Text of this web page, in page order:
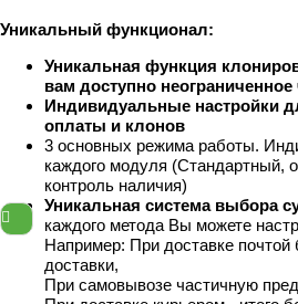
Уникальный функционал:
Уникальная функция
вам доступно
Индивидуальные настройки
оплаты и клонов
3 основных режима работы.
каждого модуля (Стандартный,
контроль наличия)
Уникальная система выбора
каждого метода Вы можете
Например: При доставке почтой
доставки,
При самовывозе частичную